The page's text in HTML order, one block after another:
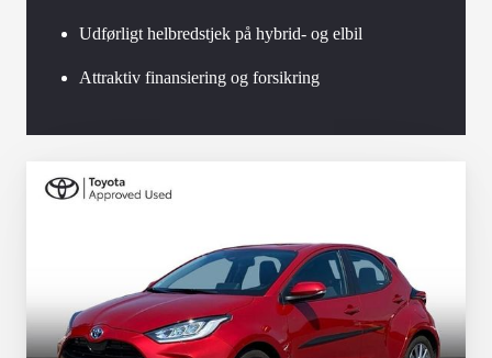
Udførligt helbredstjek på hybrid- og elbil
Attraktiv finansiering og forsikring